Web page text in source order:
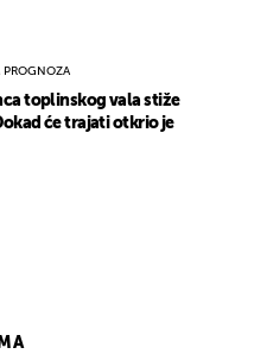
PROGNOZA
toplinskog vala stiže
će trajati otkrio je